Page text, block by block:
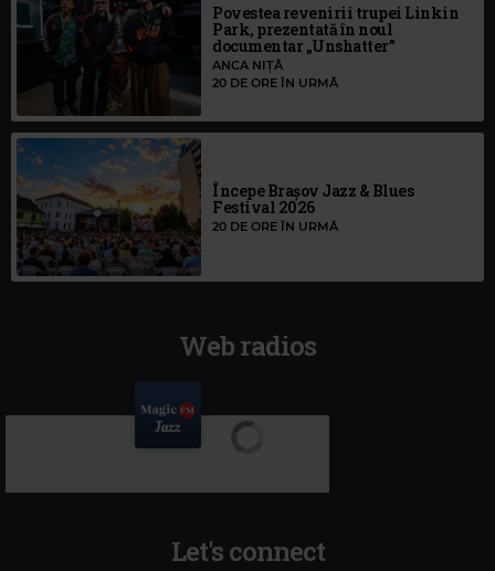
Povestea revenirii trupei Linkin
Park, prezentată în noul
documentar „Unshatter”
ANCA NIȚĂ
20 DE ORE ÎN URMĂ
Începe Brașov Jazz & Blues
Festival 2026
20 DE ORE ÎN URMĂ
Web radios
Let's connect